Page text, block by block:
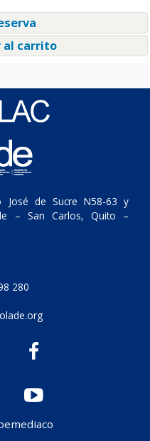
carrito
José de Sucre N58-63 y
– San Carlos, Quito –
280